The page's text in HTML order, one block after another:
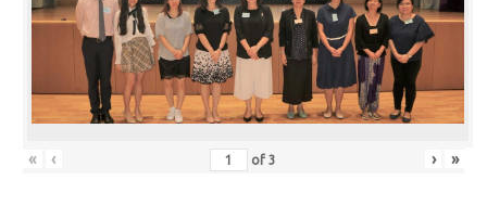
« ‹ of3 › »